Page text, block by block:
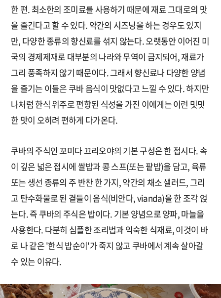
한 편. 최소한의 조미료를 사용하기 때문에 재료 그대로의 맛
을 즐긴다고 할 수 있다. 약간의 시즈닝을 하는 경우도 있지
만, 다양한 종류의 향신료를 섞지 않는다. 오랫동안 이어진 미
국의 경제제재로 대부분의 나라와 무역이 금지되어, 재료가
그리 풍족하지 않기 때문이다. 그래서 향신료나 다양한 양념
을 즐기는 이들은 쿠바 음식이 맛없다고 느낄 수 있다. 하지만
나처럼 한식 위주로 편향된 식성을 가진 이에게는 이런 밋밋
한 맛이 오히려 편하게 다가온다.
쿠바의 주식인 꼬미다 끄리오야의 기본 구성은 한 접시다. 속
이 깊은 넓은 접시에 쌀밥과 콩 스프(또는 팥밥)을 담고, 육류
또는 생선 종류의 주 반찬 한 가지, 약간의 채소 샐러드, 그리
고 탄수화물로 된 곁들이 음식(비안다, vianda)을 한 조각 얹
는다. 즉 쿠바의 주식은 밥이다. 기본 양념으로 양파, 마늘을
사용한다. 다분히 심플한 조리법과 익숙한 식재료, 이것이 바
로 나 같은 '한식 밥순이'가 죽지 않고 쿠바에서 계속 살아갈
수 있는 이유다.